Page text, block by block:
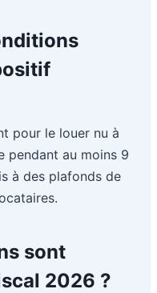
pour le louer nu à
pendant au moins 9
à des plafonds de
sont
2026 ?